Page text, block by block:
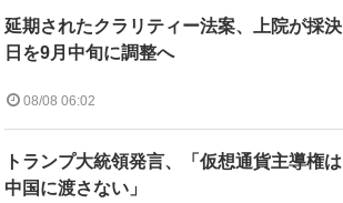
延期されたクラリティー法案、上院が採決
日を9月中旬に調整へ
08/08 06:02
トランプ大統領発言、「仮想通貨主導権は
中国に渡さない」